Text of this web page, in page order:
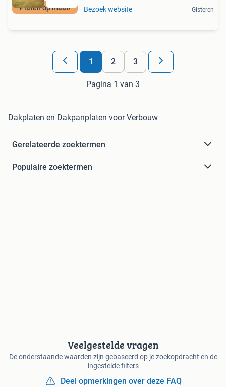
Platen op maat! Bezoek website Gisteren
1 2 3
Pagina 1 van 3
Dakplaten en Dakpanplaten voor Verbouw
Gerelateerde zoektermen
Populaire zoektermen
Veelgestelde vragen
De onderstaande waarden zijn gebaseerd op je zoekopdracht en de
ingestelde filters
Deel opmerkingen over deze FAQ